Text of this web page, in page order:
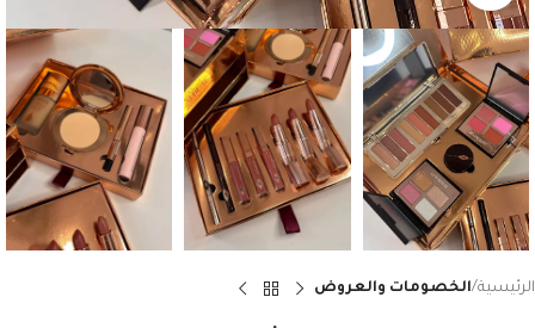
الرئيسية الخصومات والعروض